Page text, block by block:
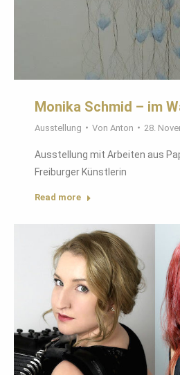
Monika Schmid – im
Ausstellung Von Anton 28.
Ausstellung mit Arbeiten aus
Freiburger Künstlerin
Read more